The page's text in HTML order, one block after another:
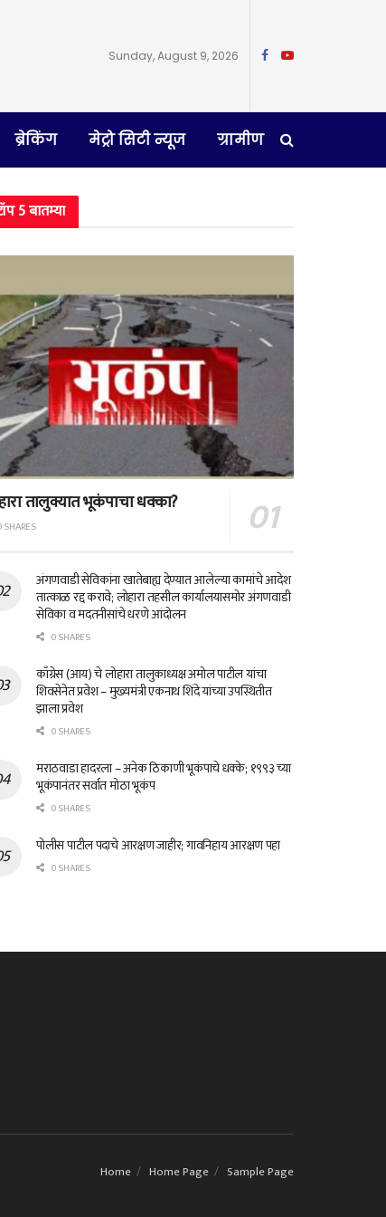
Sunday, August 9, 2026
ब्रेकिंग मेट्रो सिटी न्यूज ग्रामीण
5 बातम्या
तालुक्यात भूकंपाचा धक्का?
SHARES
अंगणवाडी सेविकांना खातेबाह्य देण्यात आलेल्या कामांचे आदेश
तात्काळ रद्द करावे; लोहारा तहसील कार्यालयासमोर अंगणवाडी
सेविका व मदतनीसांचे धरणे आंदोलन
0 SHARES
काँग्रेस (आय) चे लोहारा तालुकाध्यक्ष अमोल पाटील यांचा
शिवसेनेत प्रवेश – मुख्यमंत्री एकनाथ शिंदे यांच्या उपस्थितीत
झाला प्रवेश
0 SHARES
मराठवाडा हादरला – अनेक ठिकाणी भूकंपाचे धक्के; १९९३ च्या
भूकंपानंतर सर्वात मोठा भूकंप
0 SHARES
पोलीस पाटील पदाचे आरक्षण जाहीर; गावनिहाय आरक्षण पहा
0 SHARES
Home Home Page Sample Page